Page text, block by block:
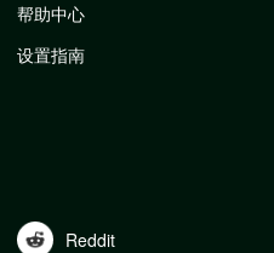
帮助中心
设置指南
Reddit